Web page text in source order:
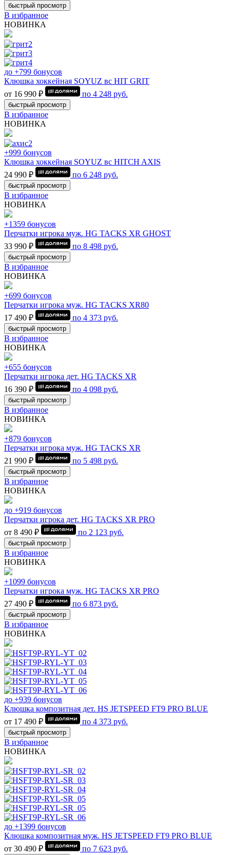
быстрый просмотр
В избранное
НОВИНКА
до +799 бонусов
Клюшка хоккейная SOYUZ вс HIT GRIT
от 16 990 ₽
по 4 248 руб.
быстрый просмотр
В избранное
НОВИНКА
+999 бонусов
Клюшка хоккейная SOYUZ вс HITCH AXIS
24 990 ₽
по 6 248 руб.
быстрый просмотр
В избранное
НОВИНКА
+1359 бонусов
Перчатки игрока муж. HG TACKS XR GHOST
33 990 ₽
по 8 498 руб.
быстрый просмотр
В избранное
НОВИНКА
+699 бонусов
Перчатки игрока муж. HG TACKS XR80
17 490 ₽
по 4 373 руб.
быстрый просмотр
В избранное
НОВИНКА
+655 бонусов
Перчатки игрока дет. HG TACKS XR
16 390 ₽
по 4 098 руб.
быстрый просмотр
В избранное
НОВИНКА
+879 бонусов
Перчатки игрока муж. HG TACKS XR
21 990 ₽
по 5 498 руб.
быстрый просмотр
В избранное
НОВИНКА
до +919 бонусов
Перчатки игрока дет. HG TACKS XR PRO
от 8 490 ₽
по 2 123 руб.
быстрый просмотр
В избранное
НОВИНКА
+1099 бонусов
Перчатки игрока муж. HG TACKS XR PRO
27 490 ₽
по 6 873 руб.
быстрый просмотр
В избранное
НОВИНКА
до +939 бонусов
Клюшка композитная дет. HS JETSPEED FT9 PRO BLUE
от 17 490 ₽
по 4 373 руб.
быстрый просмотр
В избранное
НОВИНКА
до +1399 бонусов
Клюшка композитная муж. HS JETSPEED FT9 PRO BLUE
от 30 490 ₽
по 7 623 руб.